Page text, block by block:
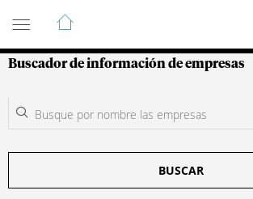
Guía de Empresas
Buscador de información de empresas
BUSCAR